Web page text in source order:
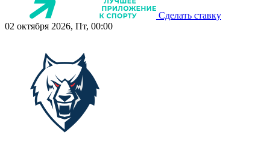
Сделать ставку
02 октября 2026, Пт, 00:00